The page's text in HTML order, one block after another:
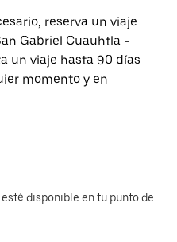
reserva un viaje
Gabriel Cuauhtla -
un viaje hasta 90 días
momento y en
disponible en tu punto de